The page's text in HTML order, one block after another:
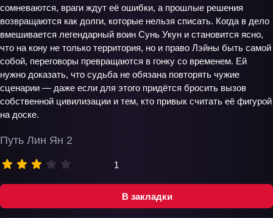
В закладки
Путь Лин Ян 2
1
сомневаются, враги ждут её ошибки, а прошлые решения
возвращаются как долги, которые нельзя списать. Когда в дело
вмешивается легендарный воин Сунь Укун и становится ясно,
что на кону не только территория, но и право Лэйны быть самой
собой, переговоры превращаются в гонку со временем. Ей
нужно доказать, что судьба не обязана повторять чужие
сценарии — даже если для этого придётся бросить вызов
собственной цивилизации и тем, кто привык считать её фигурой
на доске.